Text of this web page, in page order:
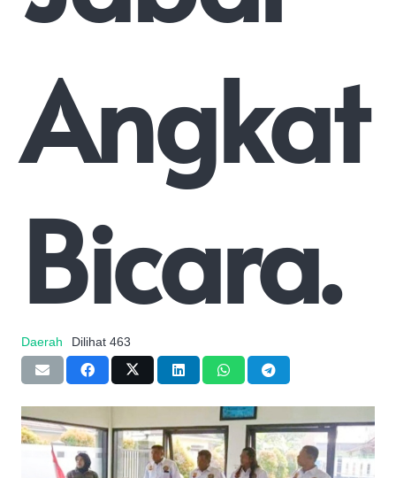
Angkat
Bicara.
Daerah Dilihat 463